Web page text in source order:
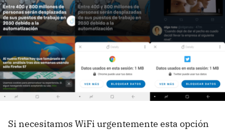
Si necesitamos WiFi urgentemente esta opción